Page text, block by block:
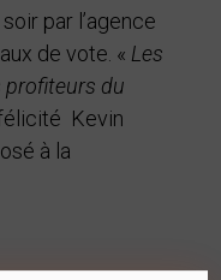
par l’agence
de vote. « Les
profiteurs du
Kevin
à la